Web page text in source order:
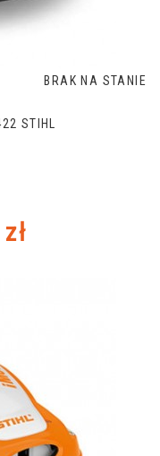
BRAK NA STANIE
STIHL